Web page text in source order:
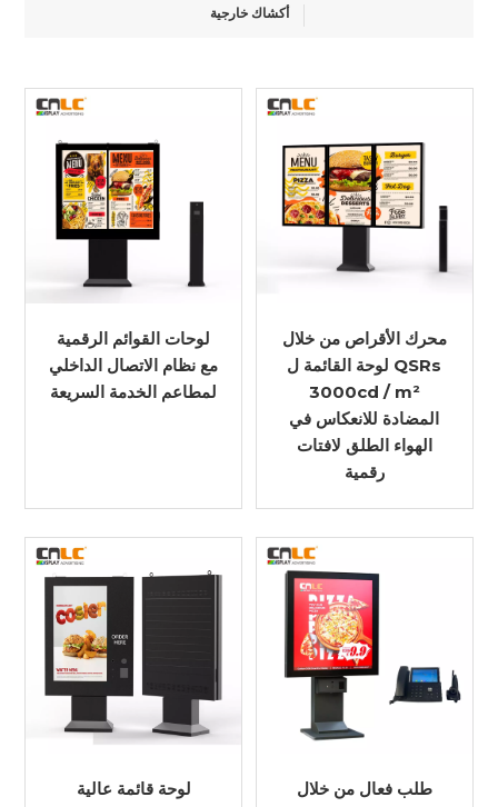
أكشاك خارجية
لوحات القوائم الرقمية
مع نظام الاتصال الداخلي
لمطاعم الخدمة السريعة
محرك الأقراص من خلال
لوحة القائمة ل QSRs
3000cd / m²
المضادة للانعكاس في
الهواء الطلق لافتات
رقمية
لوحة قائمة عالية
طلب فعال من خلال